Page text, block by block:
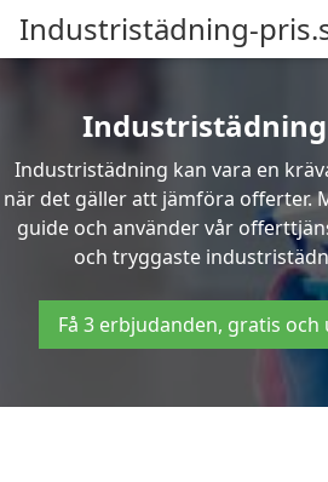
Industristädning-
Industristädning kan vara en
när det gäller att jämföra offerter.
guide och använder vår
och tryggaste
Få 3 erbjudanden, gratis